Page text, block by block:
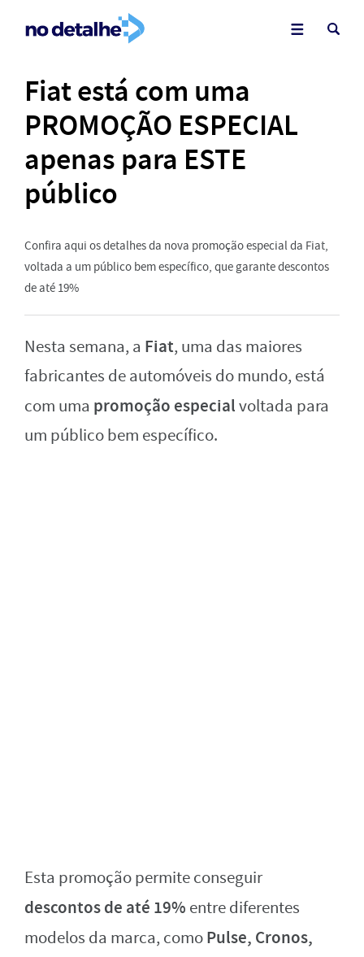
Fiat está com uma
PROMOÇÃO ESPECIAL
apenas para ESTE
público
Confira aqui os detalhes da nova promoção especial da Fiat,
voltada a um público bem específico, que garante descontos
de até 19%
Nesta semana, a Fiat, uma das maiores
fabricantes de automóveis do mundo, está
com uma promoção especialvoltada para
um público bem específico.
Esta promoção permite conseguir
descontos de até 19% entre diferentes
modelos da marca, comoPulse, Cronos,